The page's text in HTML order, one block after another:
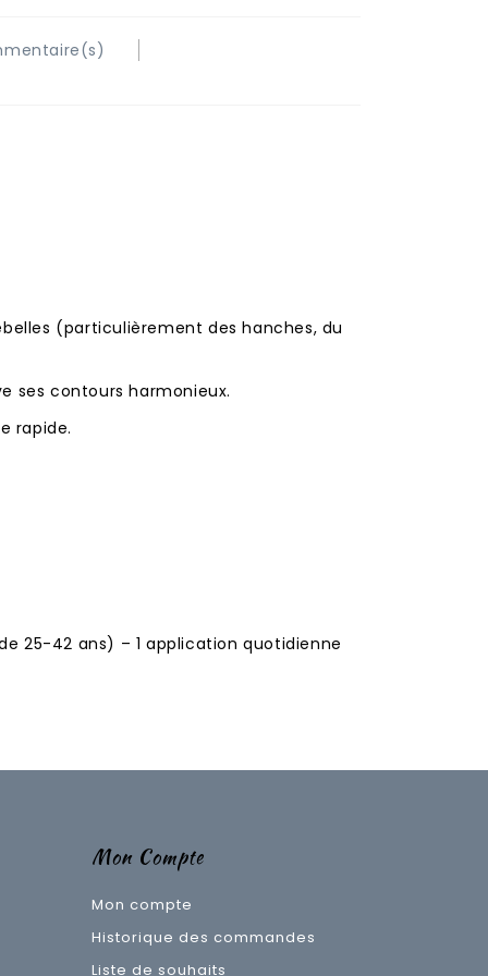
(particulièrement des hanches, du
ses contours harmonieux.
rapide.
25-42 ans) – 1 application quotidienne
Mon Compte
Mon compte
Historique des commandes
Liste de souhaits